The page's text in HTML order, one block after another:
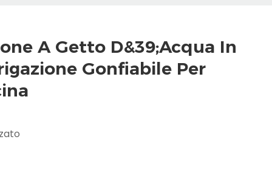
A Getto D&39;acqua In
Gonfiabile Per